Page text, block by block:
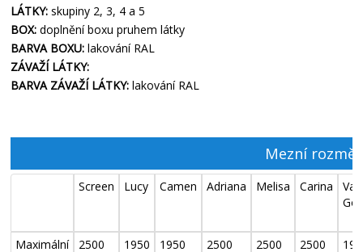
LÁTKY: skupiny 2, 3, 4 a 5
BOX: doplnění boxu pruhem látky
BARVA BOXU: lakování RAL
ZÁVAŽÍ LÁTKY:
BARVA ZÁVAŽÍ LÁTKY: lakování RAL
Mezní
Screen Lucy Camen Adriana Melisa Carina
Van
Maximální
2500 1950 1950 2500 2500 2500